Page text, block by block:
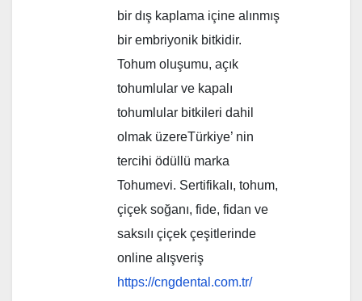
bir dış kaplama içine alınmış
bir embriyonik bitkidir.
Tohum oluşumu, açık
tohumlular ve kapalı
tohumlular bitkileri dahil
olmak üzereTürkiye’ nin
tercihi ödüllü marka
Tohumevi. Sertifikalı, tohum,
çiçek soğanı, fide, fidan ve
saksılı çiçek çeşitlerinde
online alışveriş
https://cngdental.com.tr/